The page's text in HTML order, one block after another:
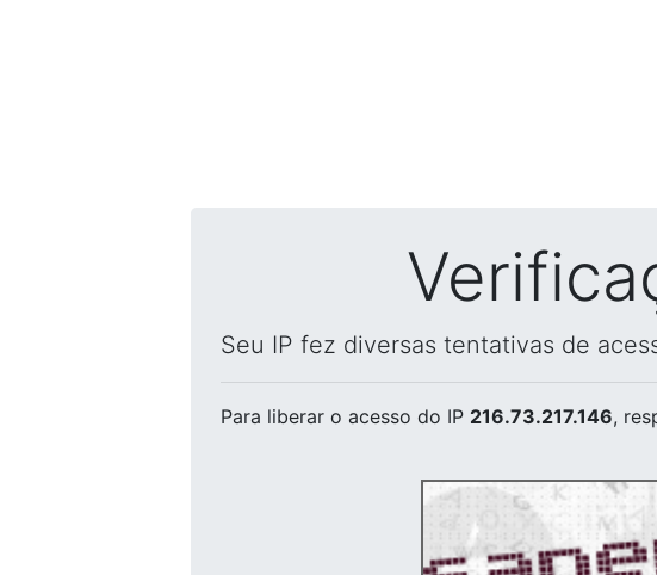
Seu IP fez diversas tentativas de
Para liberar o acesso do IP 216.73.217.146,